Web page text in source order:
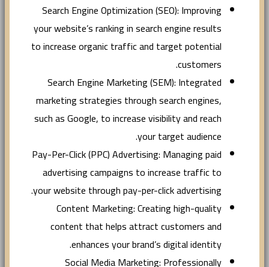
Search Engine Optimization (SEO): Improving
your website’s ranking in search engine results
to increase organic traffic and target potential
customers.
Search Engine Marketing (SEM): Integrated
marketing strategies through search engines,
such as Google, to increase visibility and reach
your target audience.
Pay-Per-Click (PPC) Advertising: Managing paid
advertising campaigns to increase traffic to
your website through pay-per-click advertising.
Content Marketing: Creating high-quality
content that helps attract customers and
enhances your brand’s digital identity.
Social Media Marketing: Professionally